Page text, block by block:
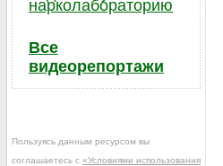
нарколабораторию
Все
видеорепортажи
Пользуясь данным ресурсом вы
соглашаетесь с «Условиями использования